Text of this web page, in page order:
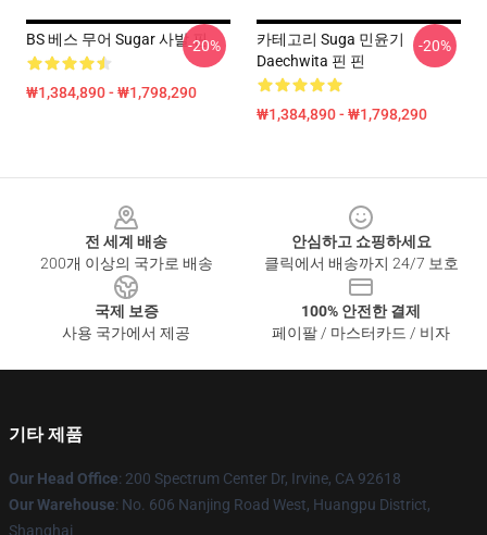
BS 베스 무어 Sugar 사발 핀
₩1,384,890 - ₩1,798,290
-20%
카테고리 Suga 민윤기
Daechwita 핀 핀
₩1,384,890 - ₩1,798,290
-20%
전 세계 배송
200개 이상의 국가로 배송
안심하고 쇼핑하세요
클릭에서 배송까지 24/7 보호
국제 보증
사용 국가에서 제공
100% 안전한 결제
페이팔 / 마스터카드 / 비자
기타 제품
Our Head Office: 200 Spectrum Center Dr, Irvine, CA 92618
Our Warehouse: No. 606 Nanjing Road West, Huangpu District,
Shanghai